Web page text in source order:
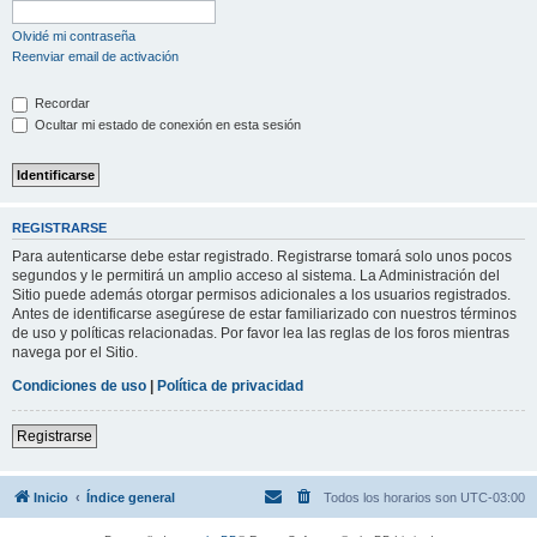
Olvidé mi contraseña
Reenviar email de activación
Recordar
Ocultar mi estado de conexión en esta sesión
REGISTRARSE
Para autenticarse debe estar registrado. Registrarse tomará solo unos pocos
segundos y le permitirá un amplio acceso al sistema. La Administración del
Sitio puede además otorgar permisos adicionales a los usuarios registrados.
Antes de identificarse asegúrese de estar familiarizado con nuestros términos
de uso y políticas relacionadas. Por favor lea las reglas de los foros mientras
navega por el Sitio.
Condiciones de uso | Política de privacidad
Registrarse
Inicio Índice general Todos los horarios son UTC-03:00